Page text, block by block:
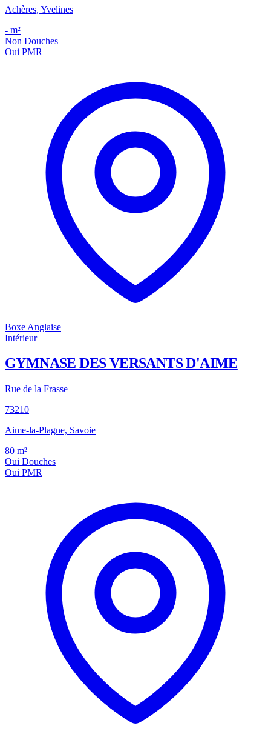
Achères, Yvelines
- m²
Non Douches
Oui PMR
Boxe Anglaise
Intérieur
GYMNASE DES VERSANTS D'AIME
Rue de la Frasse
73210
Aime-la-Plagne, Savoie
80 m²
Oui Douches
Oui PMR